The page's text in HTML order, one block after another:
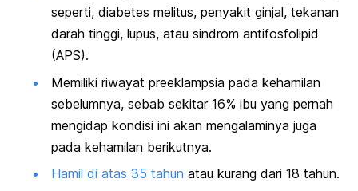
seperti, diabetes melitus, penyakit ginjal, tekanan
darah tinggi, lupus, atau sindrom antifosfolipid
(APS).
Memiliki riwayat preeklampsia pada kehamilan
sebelumnya, sebab sekitar 16% ibu yang pernah
mengidap kondisi ini akan mengalaminya juga
pada kehamilan berikutnya.
Hamil di atas 35 tahun atau kurang dari 18 tahun.